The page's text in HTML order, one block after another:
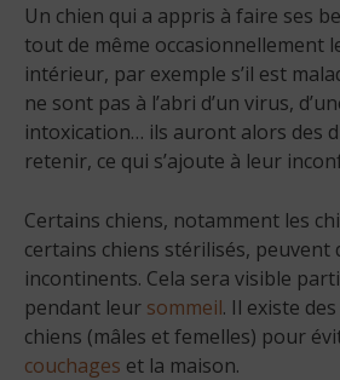
Un chien qui a appris à faire ses
tout de même occasionnellement
intérieur, par exemple s’il est
ne sont pas à l’abri d’un virus,
intoxication… ils auront alors des
retenir, ce qui s’ajoute à leur
Certains chiens, notamment les
certains chiens stérilisés, peuvent
incontinents. Cela sera visible
pendant leur sommeil. Il existe
chiens (mâles et femelles) pour
couchages et la maison.